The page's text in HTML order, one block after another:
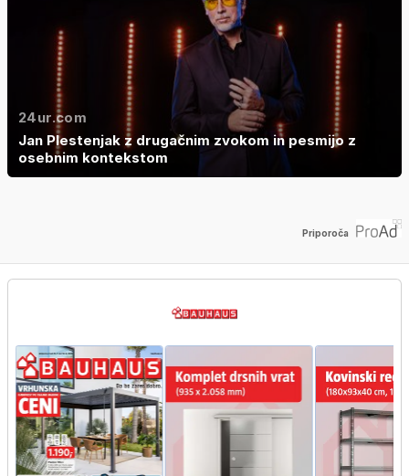
24ur.com
Jan Plestenjak z drugačnim zvokom in pesmijo z
osebnim kontekstom
Priporoča